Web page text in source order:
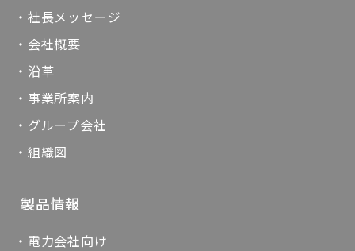
・社長メッセージ
・会社概要
・沿革
・事業所案内
・グループ会社
・組織図
製品情報
・電力会社向け